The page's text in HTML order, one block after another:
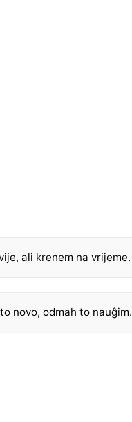
ali krenem na vrijeme.
novo, odmah to nauĝim.